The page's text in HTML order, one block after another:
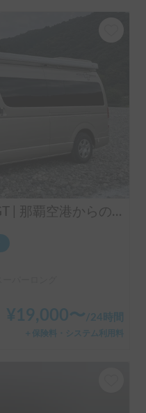
新車トイファクトリー GT | 那覇空港からのアクセス🙆‍♂️県民もウェルカム✨
¥ 19,000〜 /24時間
＋保険料・システム利用料